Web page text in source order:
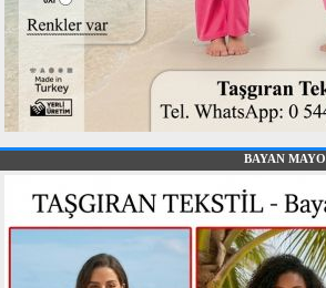
BAYAN MAYO